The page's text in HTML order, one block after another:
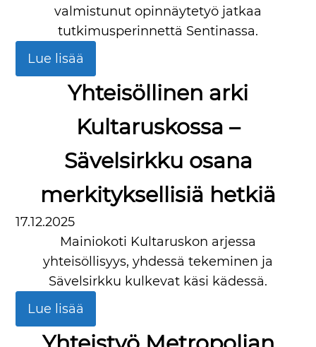
valmistunut opinnäytetyö jatkaa
tutkimusperinnettä Sentinassa.
Lue lisää
Yhteisöllinen arki
Kultaruskossa –
Sävelsirkku osana
merkityksellisiä hetkiä
17.12.2025
Mainiokoti Kultaruskon arjessa
yhteisöllisyys, yhdessä tekeminen ja
Sävelsirkku kulkevat käsi kädessä.
Lue lisää